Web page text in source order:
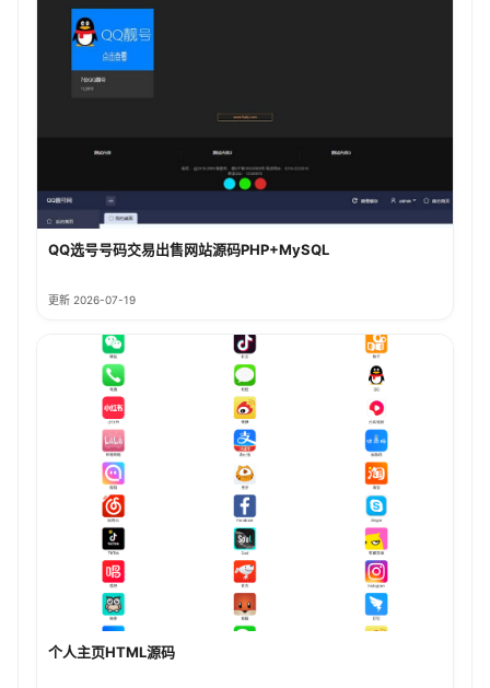
QQ选号号码交易出售网站源码PHP+MySQL
更新 2026-07-19
个人主页HTML源码